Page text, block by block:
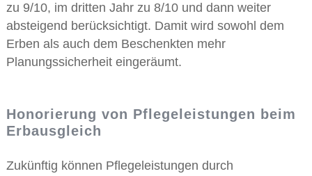
zu 9/10, im dritten Jahr zu 8/10 und dann weiter
absteigend berücksichtigt. Damit wird sowohl dem
Erben als auch dem Beschenkten mehr
Planungssicherheit eingeräumt.
Honorierung von Pflegeleistungen beim
Erbausgleich
Zukünftig können Pflegeleistungen durch